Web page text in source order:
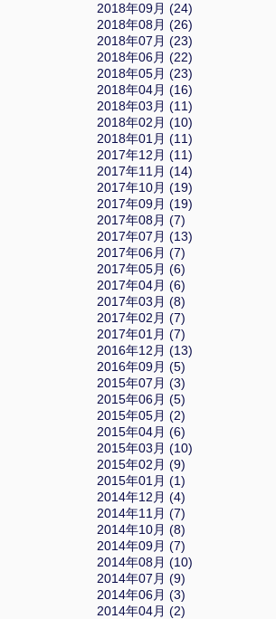
2018年09月 (24)
2018年08月 (26)
2018年07月 (23)
2018年06月 (22)
2018年05月 (23)
2018年04月 (16)
2018年03月 (11)
2018年02月 (10)
2018年01月 (11)
2017年12月 (11)
2017年11月 (14)
2017年10月 (19)
2017年09月 (19)
2017年08月 (7)
2017年07月 (13)
2017年06月 (7)
2017年05月 (6)
2017年04月 (6)
2017年03月 (8)
2017年02月 (7)
2017年01月 (7)
2016年12月 (13)
2016年09月 (5)
2015年07月 (3)
2015年06月 (5)
2015年05月 (2)
2015年04月 (6)
2015年03月 (10)
2015年02月 (9)
2015年01月 (1)
2014年12月 (4)
2014年11月 (7)
2014年10月 (8)
2014年09月 (7)
2014年08月 (10)
2014年07月 (9)
2014年06月 (3)
2014年04月 (2)